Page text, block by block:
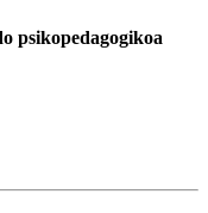
psikopedagogikoa